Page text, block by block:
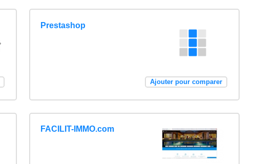
Prestashop
Ajouter pour comparer
FACILIT-IMMO.com